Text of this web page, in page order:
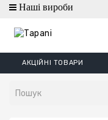
Категорії
Гаманці
Гаманці
АКЦІЙНІ ТОВАРИ